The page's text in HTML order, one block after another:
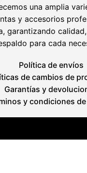
una amplia
y accesorios
garantizando
para cada
Política de envíos
de cambios de
Garantías y
y condiciones